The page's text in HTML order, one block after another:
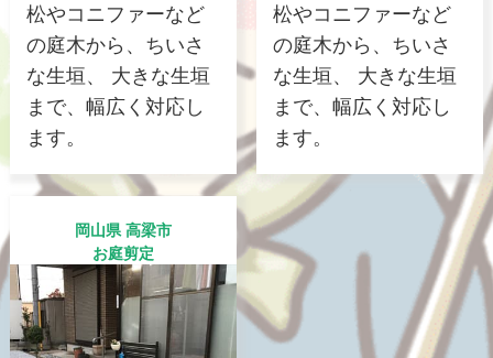
松やコニファーなど
の庭木から、ちいさ
な生垣、 大きな生垣
まで、幅広く対応し
ます。
松やコニファーなど
の庭木から、ちいさ
な生垣、 大きな生垣
まで、幅広く対応し
ます。
岡山県 高梁市
お庭剪定